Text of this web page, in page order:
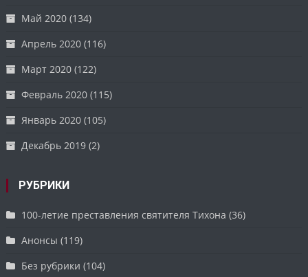
Май 2020 (134)
Апрель 2020 (116)
Март 2020 (122)
Февраль 2020 (115)
Январь 2020 (105)
Декабрь 2019 (2)
РУБРИКИ
100-летие преставления святителя Тихона (36)
Анонсы (119)
Без рубрики (104)